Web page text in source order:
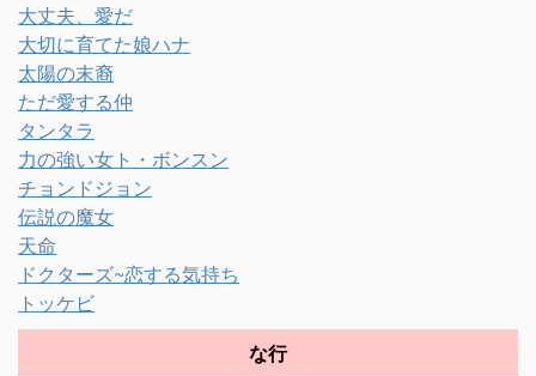
大丈夫、愛だ
大切に育てた娘ハナ
太陽の末裔
ただ愛する仲
タンタラ
力の強い女ト・ボンスン
チョンドジョン
伝説の魔女
天命
ドクターズ~恋する気持ち
トッケビ
な行